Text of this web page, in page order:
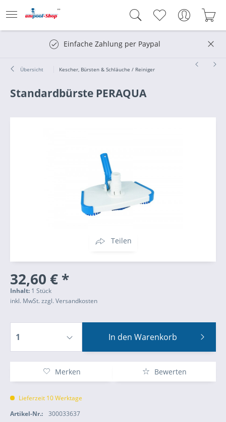
Einfache Zahlung per Paypal
Übersicht Kescher, Bürsten & Schläuche / Reiniger
Standardbürste PERAQUA
Teilen
32,60 € *
Inhalt: 1 Stück
inkl. MwSt.zzgl. Versandkosten
In den Warenkorb
Merken Bewerten
Lieferzeit 10 Werktage
Artikel-Nr.:
300033637